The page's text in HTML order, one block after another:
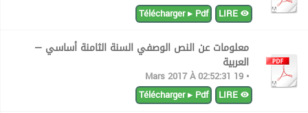
Télécharger ▸ Pdf
معلومات عن النص الوصفي السنة الثامنة أساسي —
العربية
• 19 Mars 2017 À 02:52:31
Télécharger ▸ Pdf